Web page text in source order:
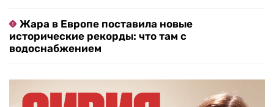
Жара в Европе поставила новые
исторические рекорды: что там с
водоснабжением